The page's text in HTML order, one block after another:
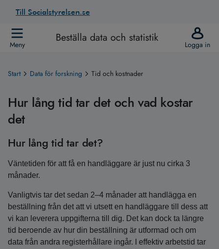
Till Socialstyrelsen.se
Meny Beställa data och statistik Logga in
Start Data för forskning Tid och kostnader
Hur lång tid tar det och vad kostar
det
Hur lång tid tar det?
Väntetiden för att få en handläggare är just nu cirka 3
månader.
Vanligtvis tar det sedan 2–4 månader att handlägga en
beställning från det att vi utsett en handläggare till dess att
vi kan leverera uppgifterna till dig. Det kan dock ta längre
tid beroende av hur din beställning är utformad och om
data från andra registerhållare ingår. I effektiv arbetstid tar